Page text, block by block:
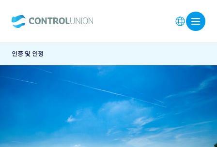
인증 및 인정